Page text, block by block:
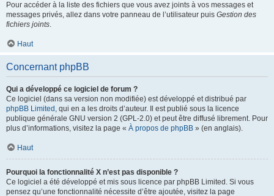
Pour accéder à la liste des fichiers que vous avez joints à vos messages et
messages privés, allez dans votre panneau de l’utilisateur puis Gestion des
fichiers joints.
Haut
Concernant phpBB
Qui a développé ce logiciel de forum ?
Ce logiciel (dans sa version non modifiée) est développé et distribué par
phpBB Limited , qui en a les droits d’auteur. Il est publié sous la licence
publique générale GNU version 2 (GPL-2.0) et peut être diffusé librement. Pour
plus d’informations, visitez la page « À propos de phpBB » (en anglais).
Haut
Pourquoi la fonctionnalité X n’est pas disponible ?
Ce logiciel a été développé et mis sous licence par phpBB Limited. Si vous
pensez qu’une fonctionnalité nécessite d’être ajoutée, visitez la page